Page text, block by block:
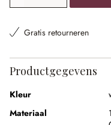
Gratis retourneren
Productgegevens
Kleur
Materiaal